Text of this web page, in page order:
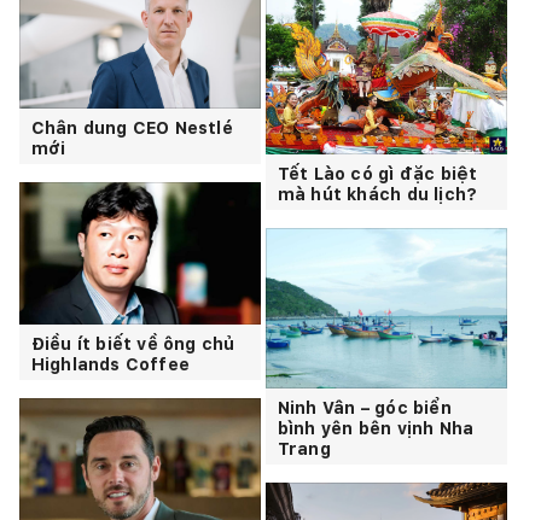
Chân dung CEO Nestlé
mới
Điều ít biết về ông chủ
Highlands Coffee
Tết Lào có gì đặc biệt
mà hút khách du lịch?
Ninh Vân – góc biển
bình yên bên vịnh Nha
Trang